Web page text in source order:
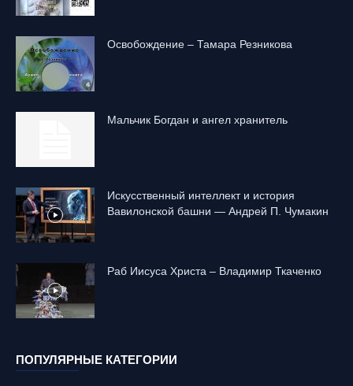
Освобождение – Тамара Резникова
Mальчик Богдан и ангел хранитель
Искусственный интеллект и история
Вавилонской башни — Андрей П. Чумакин
Раб Иисуса Христа – Владимир Ткаченко
ПОПУЛЯРНЫЕ КАТЕГОРИИ